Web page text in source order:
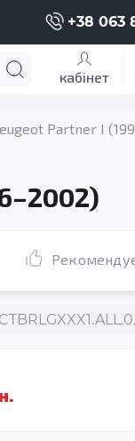
+38 063
кабінет
Partner I